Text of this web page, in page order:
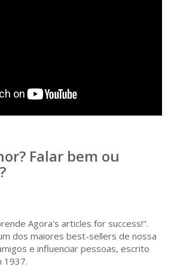
Falar bem ou
Agora's articles for success!".
dos maiores best-sellers de nossa
e influenciar pessoas, escrito
1937.